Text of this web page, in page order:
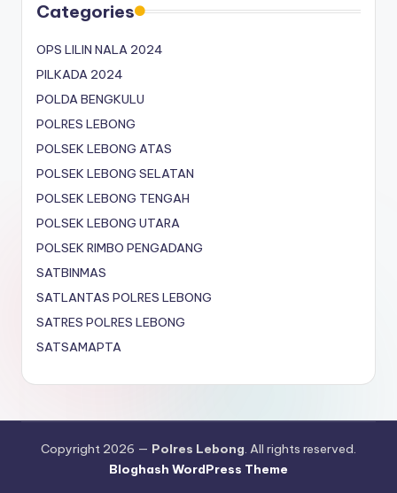
Categories
OPS LILIN NALA 2024
PILKADA 2024
POLDA BENGKULU
POLRES LEBONG
POLSEK LEBONG ATAS
POLSEK LEBONG SELATAN
POLSEK LEBONG TENGAH
POLSEK LEBONG UTARA
POLSEK RIMBO PENGADANG
SATBINMAS
SATLANTAS POLRES LEBONG
SATRES POLRES LEBONG
SATSAMAPTA
Copyright 2026 — Polres Lebong. All rights reserved.
Bloghash WordPress Theme